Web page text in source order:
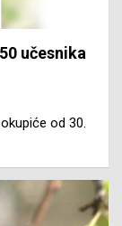
učesnika
od 30.